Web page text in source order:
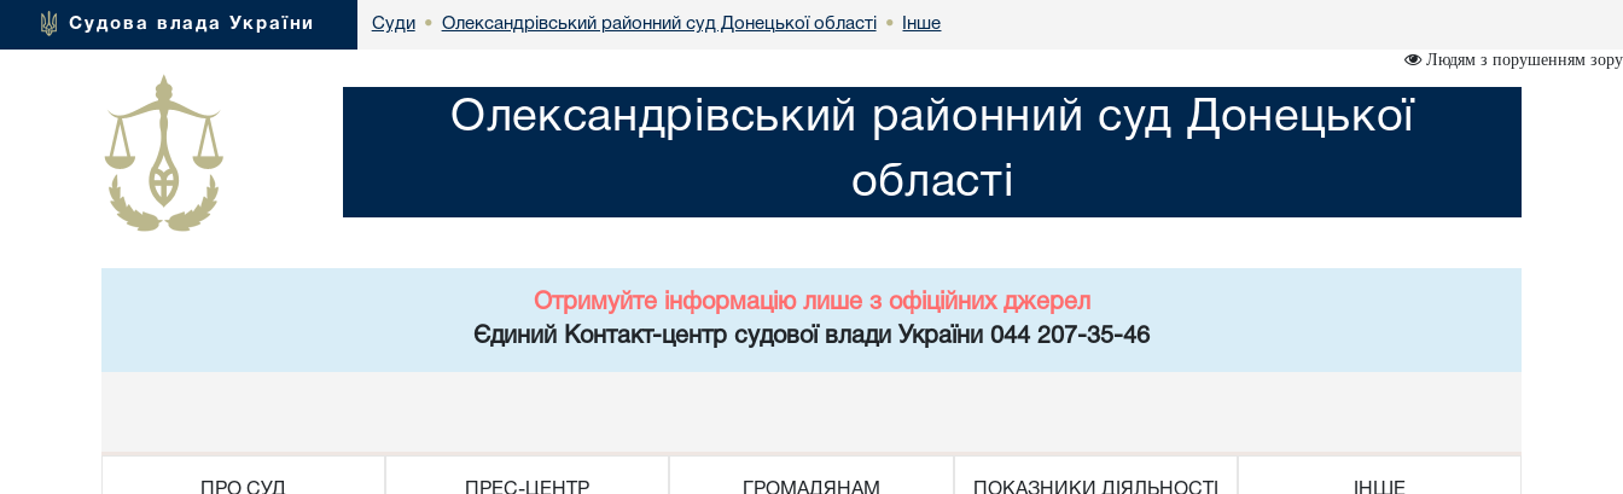
Судова влада України Суди • Олександрівський районний суд Донецької області • Інше
Людям з порушенням зору
Олександрівський районний суд Донецької
області
Отримуйте інформацію лише з офіційних джерел
Єдиний Контакт-центр судової влади України 044 207-35-46
ПРО СУД ПРЕС-ЦЕНТР ГРОМАДЯНАМ ПОКАЗНИКИ ДІЯЛЬНОСТІ ІНШЕ